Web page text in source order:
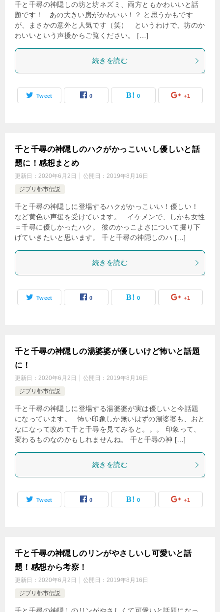
千と千尋の神隠しの坊と坊ネズミ、両方ともかわいいと話
題です！ あの大きい房がかわいい！？ と思うかもです
が、まさかの意外と人気です（笑） というわけで、坊のか
わいいという声援からご覧ください。 […]
続きを読む
Tweet 0 0 +1
千と千尋の神隠しのハクがかっこいいし優しいと話
題に！感想まとめ
更新日： 2020年6月2日 公開日： 2019年8月16日
ジブリ都市伝説
千と千尋の神隠しに登場するハクがかっこいい！優しい！
など黄色い声援を受けています。 イケメンで、しかも女性
＝千尋に優しかったハク。 彼のかっこよさについて掘り下
げていきたいと思います。 千と千尋の神隠しのハ […]
続きを読む
Tweet 0 0 +1
千と千尋の神隠しの湯婆婆が優しいけど怖いと話題
に！
更新日： 2020年6月2日 公開日： 2019年8月16日
ジブリ都市伝説
千と千尋の神隠しに登場する湯婆婆が実は優しいと今話題
になっています。 怖い印象しか無いはずの湯婆婆も、おと
なになって改めて千と千尋を見てみると。。。 印象って、
変わるものなのかもしれませんね。 千と千尋の神 […]
続きを読む
Tweet 0 0 +1
千と千尋の神隠しのリンがやさしいし可愛いと話
題！感想から考察！
更新日： 2020年6月2日 公開日： 2019年8月16日
ジブリ都市伝説